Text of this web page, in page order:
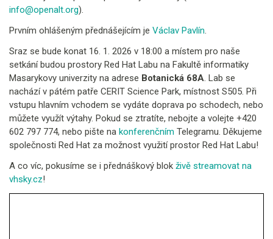
info@openalt.org).
Prvním ohlášeným přednášejícím je Václav Pavlín.
Sraz se bude konat 16. 1. 2026 v 18:00 a místem pro naše
setkání budou prostory Red Hat Labu na Fakultě informatiky
Masarykovy univerzity na adrese Botanická 68A. Lab se
nachází v pátém patře CERIT Science Park, místnost S505. Při
vstupu hlavním vchodem se vydáte doprava po schodech, nebo
můžete využít výtahy. Pokud se ztratíte, nebojte a volejte +420
602 797 774, nebo pište na konferenčním Telegramu. Děkujeme
společnosti Red Hat za možnost využití prostor Red Hat Labu!
A co víc, pokusíme se i přednáškový blok živě streamovat na
vhsky.cz!